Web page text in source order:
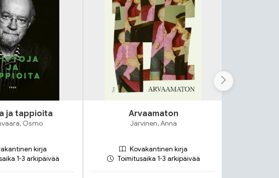
ja tappioita
Osmo
kirja
1-3 arkipäivää
Arvaamaton
Järvinen, Anna
Kovakantinen kirja
Toimitusaika 1-3 arkipäivää